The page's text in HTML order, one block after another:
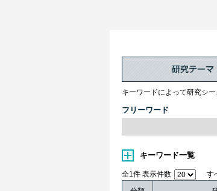
キーワードによって研究シ
フリーワード
キーワード一覧
全1件 表示件数 す